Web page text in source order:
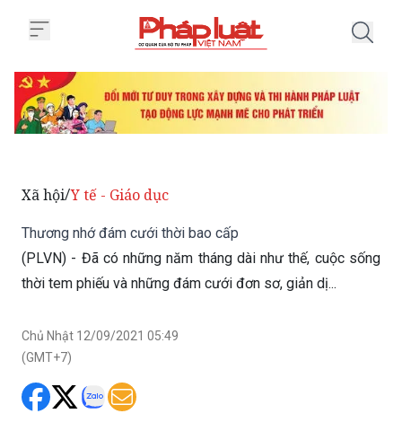
Xã hội/Y tế - Giáo dục
Thương nhớ đám cưới thời bao cấp
(PLVN) - Đã có những năm tháng dài như thế, cuộc sống
thời tem phiếu và những đám cưới đơn sơ, giản dị...
Chủ Nhật 12/09/2021 05:49
(GMT+7)